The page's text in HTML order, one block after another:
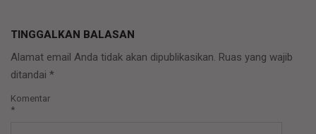
TINGGALKAN BALASAN
Alamat email Anda tidak akan dipublikasikan. Ruas yang wajib
ditandai *
Komentar
*